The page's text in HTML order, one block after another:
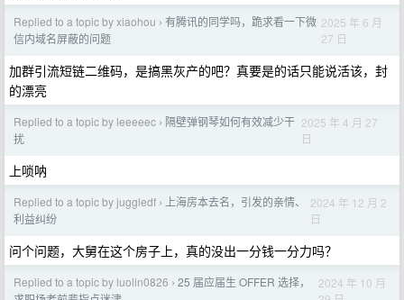
Replied to a topic by xiaohou › 有腾讯的同学吗，跪求看一下微
信内域名屏蔽的问题
2025 年 6 月
27 日
加群引流短链二维码，是搞黑灰产的吧？真要是的话只能说活该，封
的漂亮
Replied to a topic by leeeeec › 隔壁弹钢琴如何有效减少干
扰
2025 年 4 月 27
日
上唢呐
Replied to a topic by juggledf ›
上海房本去名，引发的亲情、
利益纠纷
2024 年 12 月 2
日
问个问题，大舅在这个房子上，真的没出一分钱一分力吗？
Replied to a topic by luolin0826 › 25 届应届生 OFFER 选择，
2024 年 10 月